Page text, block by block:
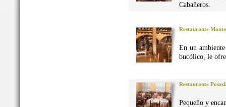
Cabañeros.
Restaurante
En un
bucólico, le
Restaurante
Pequeño y